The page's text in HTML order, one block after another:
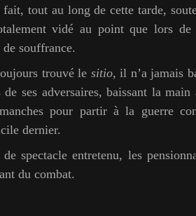
tout au long de cette tarde,
vidé au point que lors
souffrance.
trouvé le sitio, il n’a jamais
de ses adversaires, baissant la
pour partir à la guerre
dernier.
spectacle entretenu, les
du combat.